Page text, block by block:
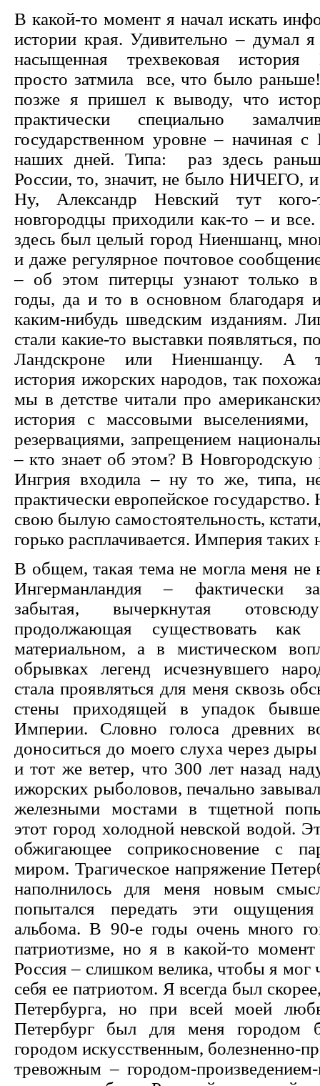
В какой-то момент я начал искать
истории края. Удивительно – думал
насыщенная трехвековая история
просто затмила все, что было
позже я пришел к выводу, что
практически специально
государственном уровне – начиная
наших дней. Типа: раз здесь
России, то, значит, не было НИЧЕГО, и
Ну, Александр Невский тут кого-
новгородцы приходили как-то – и
здесь был целый город Ниеншанц,
и даже регулярное почтовое
– об этом питерцы узнают только в
годы, да и то в основном благодаря
каким-нибудь шведским изданиям.
стали какие-то выставки появляться,
Ландскроне или Ниеншанцу. А
история ижорских народов, так
мы в детстве читали про
история с массовыми выселениями,
резервациями, запрещением
– кто знает об этом? В Новгородскую
Ингрия входила – ну то же, типа,
практически европейское государство.
свою былую самостоятельность,
горько расплачивается. Империя
В общем, такая тема не могла меня не
Ингерманландия – фактически
забытая, вычеркнутая
продолжающая существовать
материальном, а в мистическом
обрывках легенд исчезнувшего
стала проявляться для меня сквозь
стены приходящей в упадок
Империи. Словно голоса древних
доноситься до моего слуха через дыры
и тот же ветер, что 300 лет назад
ижорских рыболовов, печально
железными мостами в тщетной
этот город холодной невской водой.
обжигающее соприкосновение с
миром. Трагическое напряжение
наполнилось для меня новым
попытался передать эти
альбома. В 90-е годы очень много
патриотизме, но я в какой-то
Россия – слишком велика, чтобы я мог
себя ее патриотом. Я всегда был
Петербурга, но при всей моей
Петербург был для меня городом
городом искусственным, болезненно-
тревожным – городом-произведением-